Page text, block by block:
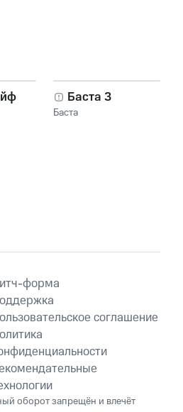
Баста 3
Баста
форма
соглашение
оборот запрещён и влечёт